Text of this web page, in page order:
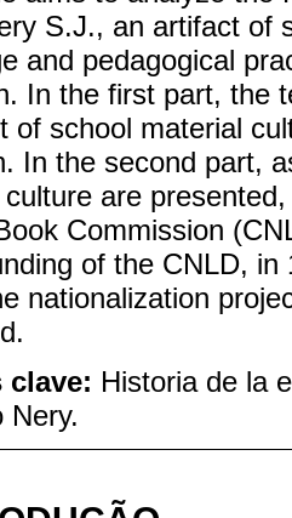
S.J., an artifact of
and pedagogical
In the first part, the
of school material
In the second part,
are
Commission
of the CNLD,
nationalization
clave: Historia de la
Nery.